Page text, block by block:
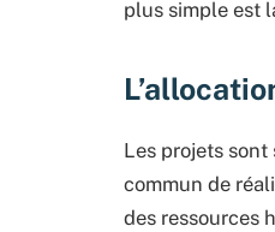
plus simple est
Les projets
commun de
des ressources